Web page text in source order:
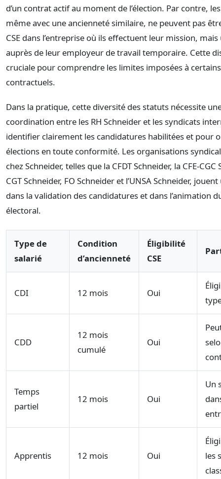
d’un contrat actif au moment de l’élection. Par contre,
même avec une ancienneté similaire, ne peuvent pas
CSE dans l’entreprise où ils effectuent leur mission,
auprès de leur employeur de travail temporaire. Cette
cruciale pour comprendre les limites imposées à
contractuels.
Dans la pratique, cette diversité des statuts nécessite
coordination entre les RH Schneider et les syndicats
identifier clairement les candidatures habilitées et pour
élections en toute conformité. Les organisations
chez Schneider, telles que la CFDT Schneider, la CFE-CGC
CGT Schneider, FO Schneider et l’UNSA Schneider,
dans la validation des candidatures et dans l’animation
électoral.
Type de
salarié
Condition
d’ancienneté
Éligibilité
CSE
CDI 12 mois Oui
CDD
12 mois
cumulé
Oui
Temps
partiel
12 mois Oui
Un
Apprentis 12 mois Oui
les